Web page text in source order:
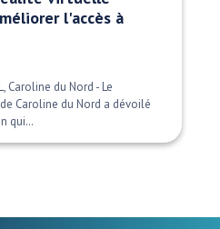
l'accès à
Caroline du Nord - Le
Caroline du Nord a dévoilé
qui…